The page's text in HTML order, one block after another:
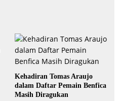
Kehadiran Tomas Araujo
dalam Daftar Pemain Benfica
Masih Diragukan